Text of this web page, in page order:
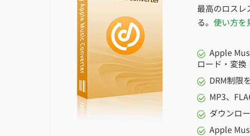
最高のロスレ
る。 使い方を
Apple
ロード・変換
DRM制限
MP3、
ダウンロ
Apple